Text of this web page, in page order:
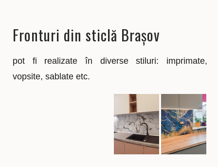
Fronturi din sticlă Brașov
pot fi realizate în diverse stiluri: imprimate,
vopsite, sablate etc.